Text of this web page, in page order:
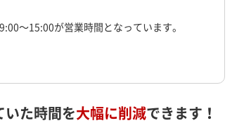
～15:00が営業時間となっています。
た時間を大幅に削減できます！